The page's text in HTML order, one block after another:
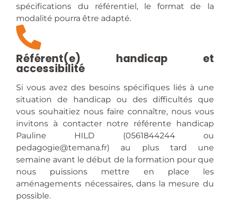
spécifications du référentiel, le format de la
modalité pourra être adapté.
Référent(e) handicap et
accessibilité
Si vous avez des besoins spécifiques liés à une
situation de handicap ou des difficultés que
vous souhaitiez nous faire connaître, nous vous
invitons à contacter notre référente handicap
Pauline HILD (0561844244 ou
pedagogie@temana.fr) au plus tard une
semaine avant le début de la formation pour que
nous puissions mettre en place les
aménagements nécessaires, dans la mesure du
possible.